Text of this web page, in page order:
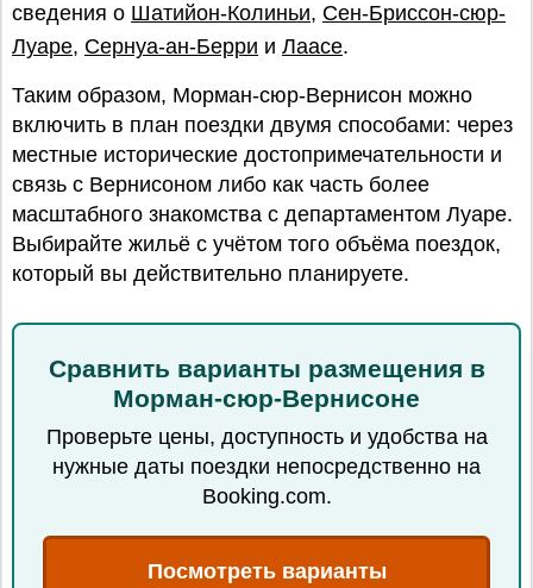
сведения о Шатийон-Колиньи, Сен-Бриссон-сюр-
Луаре, Сернуа-ан-Берри и Лаасе.
Таким образом, Морман-сюр-Вернисон можно
включить в план поездки двумя способами: через
местные исторические достопримечательности и
связь с Вернисоном либо как часть более
масштабного знакомства с департаментом Луаре.
Выбирайте жильё с учётом того объёма поездок,
который вы действительно планируете.
Сравнить варианты размещения в
Морман-сюр-Вернисоне
Проверьте цены, доступность и удобства на
нужные даты поездки непосредственно на
Booking.com.
Посмотреть варианты